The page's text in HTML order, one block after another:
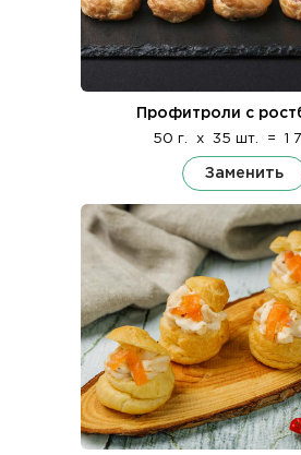
Профитроли с
50 г. x 35 шт. = 1
Заменить